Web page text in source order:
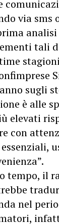
via
tali
sugli
è alle
elevati
con
tempo,
nel